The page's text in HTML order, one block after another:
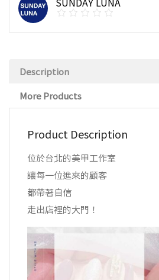
Description
More Products
Product Description
位於台北的美甲工作室
讓每一位進來的顧客
都帶著自信
走出店裡的大門！